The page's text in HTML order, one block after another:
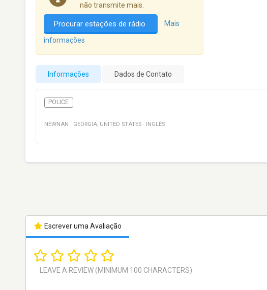
não transmite mais.
Procurar estações de rádio Mais
informações
Informações Dados de Contato
POLICE
NEWNAN · GEORGIA, UNITED STATES · INGLÊS
Escrever uma Avaliação